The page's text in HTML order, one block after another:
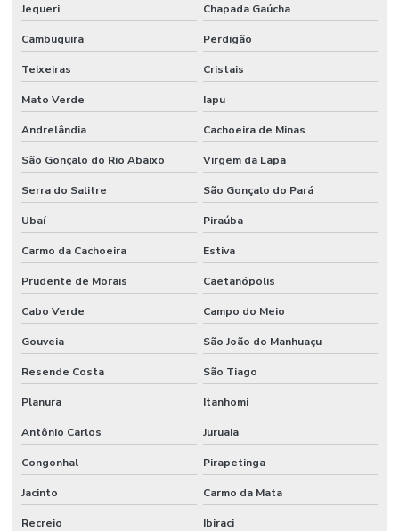
Jequeri Chapada Gaúcha
Cambuquira Perdigão
Teixeiras Cristais
Mato Verde Iapu
Andrelândia Cachoeira de Minas
São Gonçalo do Rio Abaixo Virgem da Lapa
Serra do Salitre São Gonçalo do Pará
Ubaí Piraúba
Carmo da Cachoeira Estiva
Prudente de Morais Caetanópolis
Cabo Verde Campo do Meio
Gouveia São João do Manhuaçu
Resende Costa São Tiago
Planura Itanhomi
Antônio Carlos Juruaia
Congonhal Pirapetinga
Jacinto Carmo da Mata
Recreio Ibiraci